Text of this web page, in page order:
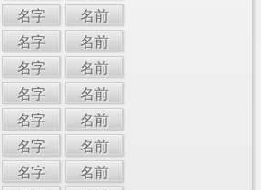
名字 名前
名字 名前
名字 名前
名字 名前
名字 名前
名字 名前
名字 名前